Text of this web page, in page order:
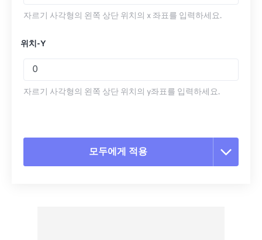
자르기 사각형의 왼쪽 상단 위치의 x 좌표를 입력하세요.
위치-Y
자르기 사각형의 왼쪽 상단 위치의 y좌표를 입력하세요.
모두에게 적용